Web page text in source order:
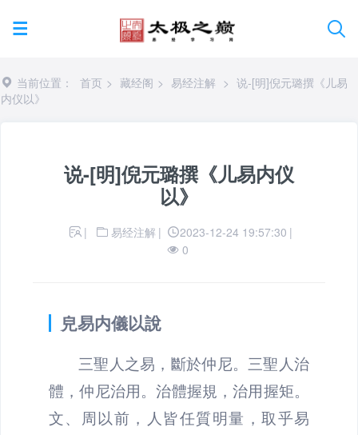
当前位置： 首页 > 藏经阁 > 易经注解 > 说-[明]倪元璐撰《儿易
内仪以》
说-[明]倪元璐撰《儿易内仪
以》
| 易经注解 | 2023-12-24 19:57:30 |
0
皃易内儀以說
三聖人之易，斷於仲尼。三聖人治
體，仲尼治用。治體握規，治用握矩。
文、周以前，人皆任質明量，取乎易